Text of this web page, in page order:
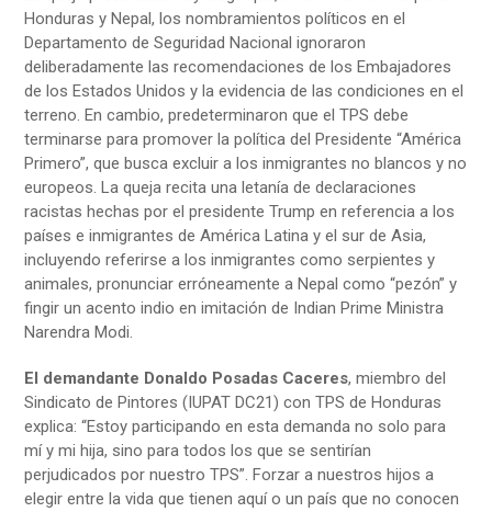
Honduras y Nepal, los nombramientos políticos en el
Departamento de Seguridad Nacional ignoraron
deliberadamente las recomendaciones de los Embajadores
de los Estados Unidos y la evidencia de las condiciones en el
terreno. En cambio, predeterminaron que el TPS debe
terminarse para promover la política del Presidente “América
Primero”, que busca excluir a los inmigrantes no blancos y no
europeos. La queja recita una letanía de declaraciones
racistas hechas por el presidente Trump en referencia a los
países e inmigrantes de América Latina y el sur de Asia,
incluyendo referirse a los inmigrantes como serpientes y
animales, pronunciar erróneamente a Nepal como “pezón” y
fingir un acento indio en imitación de Indian Prime Ministra
Narendra Modi.
El demandante Donaldo Posadas Caceres, miembro del
Sindicato de Pintores (IUPAT DC21) con TPS de Honduras
explica: “Estoy participando en esta demanda no solo para
mí y mi hija, sino para todos los que se sentirían
perjudicados por nuestro TPS”. Forzar a nuestros hijos a
elegir entre la vida que tienen aquí o un país que no conocen